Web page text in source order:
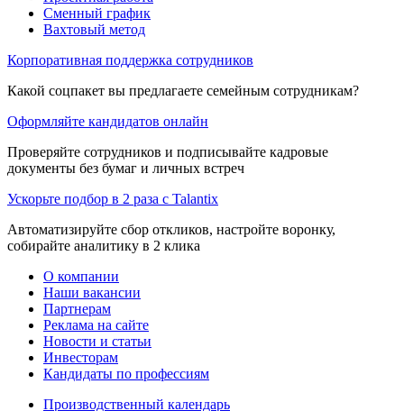
Сменный график
Вахтовый метод
Корпоративная поддержка сотрудников
Какой соцпакет вы предлагаете семейным сотрудникам?
Оформляйте кандидатов онлайн
Проверяйте сотрудников и подписывайте кадровые
документы без бумаг и личных встреч
Ускорьте подбор в 2 раза с Talantix
Автоматизируйте сбор откликов, настройте воронку,
собирайте аналитику в 2 клика
О компании
Наши вакансии
Партнерам
Реклама на сайте
Новости и статьи
Инвесторам
Кандидаты по профессиям
Производственный календарь